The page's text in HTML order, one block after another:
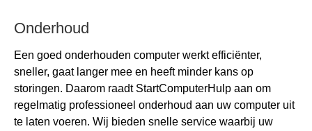
Onderhoud
Een goed onderhouden computer werkt efficiënter,
sneller, gaat langer mee en heeft minder kans op
storingen. Daarom raadt StartComputerHulp aan om
regelmatig professioneel onderhoud aan uw computer uit
te laten voeren. Wij bieden snelle service waarbij uw